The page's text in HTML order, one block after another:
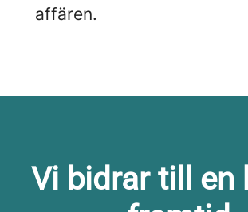
affären.
Vi bidrar till en